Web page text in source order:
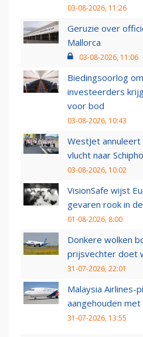
03-08-2026, 11:26
Geruzie over
Mallorca
03-08-2026, 11:06
Biedingsoorlog
investeerders
voor bod
03-08-2026, 10:43
WestJet
vlucht naar
03-08-2026, 10:02
VisionSafe wijst
gevaren rook in
01-08-2026, 8:00
Donkere wolken
prijsvechter doet
31-07-2026, 22:01
Malaysia Airlines-
aangehouden
31-07-2026, 13:55